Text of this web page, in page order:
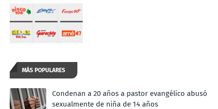
MÁS POPULARES
Condenan a 20 años a pastor evangélico abusó
sexualmente de niña de 14 años